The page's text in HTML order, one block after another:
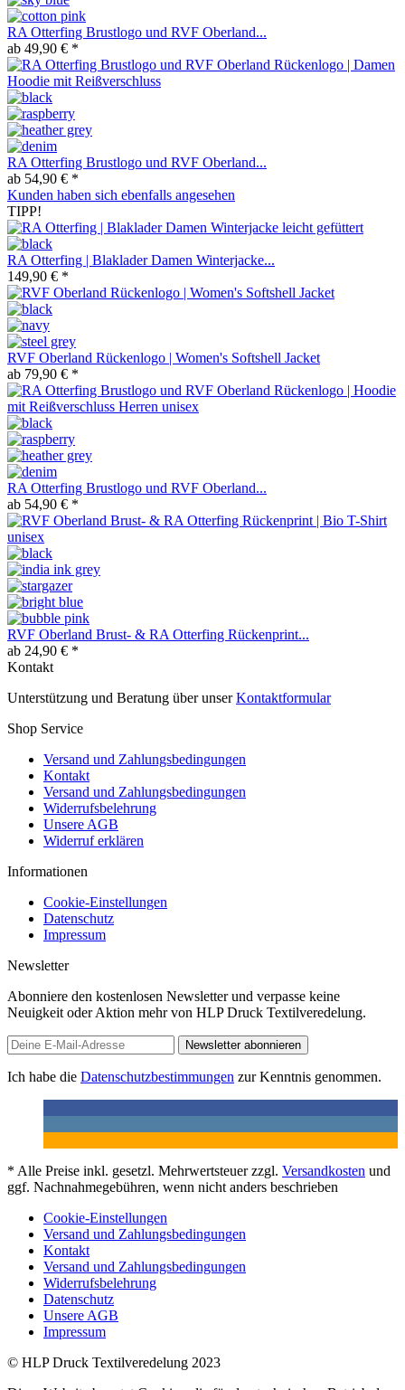
RA Otterfing Brustlogo und RVF Oberland...
ab 49,90 € *
RA Otterfing Brustlogo und RVF Oberland...
ab 54,90 € *
Kunden haben sich ebenfalls angesehen
TIPP!
RA Otterfing | Blaklader Damen Winterjacke...
149,90 € *
RVF Oberland Rückenlogo | Women's Softshell Jacket
ab 79,90 € *
RA Otterfing Brustlogo und RVF Oberland...
ab 54,90 € *
RVF Oberland Brust- & RA Otterfing Rückenprint...
ab 24,90 € *
Kontakt
Unterstützung und Beratung über unserKontaktformular
Shop Service
Versand und Zahlungsbedingungen
Kontakt
Versand und Zahlungsbedingungen
Widerrufsbelehrung
Unsere AGB
Widerruf erklären
Informationen
Cookie-Einstellungen
Datenschutz
Impressum
Newsletter
Abonniere den kostenlosen Newsletter und verpasse keine
Neuigkeit oder Aktion mehr von HLP Druck Textilveredelung.
Newsletter abonnieren
Ich habe die Datenschutzbestimmungen zur Kenntnis genommen.
* Alle Preise inkl. gesetzl. Mehrwertsteuer zzgl. Versandkosten und
ggf. Nachnahmegebühren, wenn nicht anders beschrieben
Cookie-Einstellungen
Versand und Zahlungsbedingungen
Kontakt
Versand und Zahlungsbedingungen
Widerrufsbelehrung
Datenschutz
Unsere AGB
Impressum
© HLP Druck Textilveredelung 2023